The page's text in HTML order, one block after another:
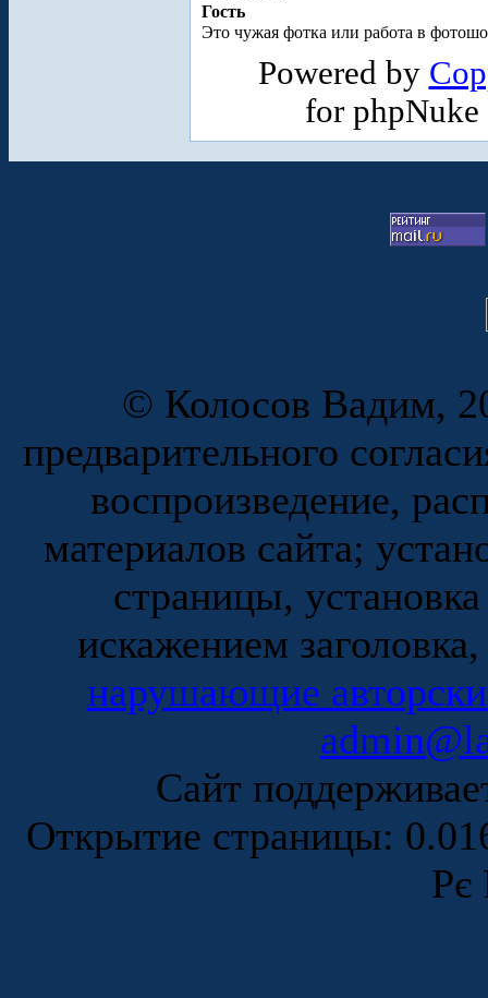
Гость
Это чужая фотка или работа в
Powered by
for
© Колосов Вадим,
предварительного
воспроизведение,
материалов сайта;
страницы,
искажением
нарушающие
Сайт
Открытие страницы:
Рє